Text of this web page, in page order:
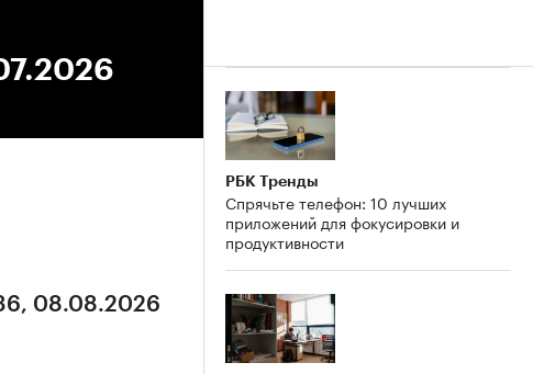
08.08.2026
РБК Тренды
Спрячьте телефон: 10 лучших
приложений для фокусировки и
продуктивности